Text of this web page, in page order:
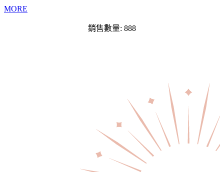
MORE
銷售數量: 888